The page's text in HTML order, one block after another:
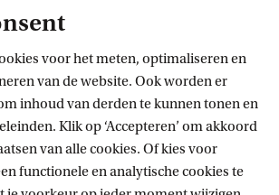
Instituut voor Wiskunde
voor het meten, optimaliseren en
van de website. Ook worden er
inhoud van derden te kunnen tonen en
Klik op ‘Accepteren’ om akkoord
van alle cookies. Of kies voor
functionele en analytische cookies te